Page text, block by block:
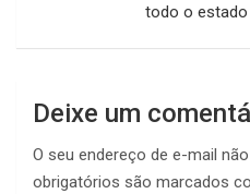
todo o
Deixe um
O seu endereço de e-mail
obrigatórios são marcados